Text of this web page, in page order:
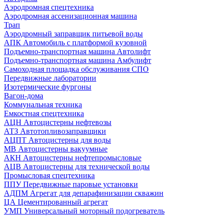
Аэродромная спецтехника
Аэродромная ассенизационная машина
Трап
Аэродромный заправщик питьевой воды
АПК Автомобиль с платформой кузовной
Подъемно-транспортная машина Автолифт
Подъемно-транспортная машина Амбулифт
Самоходная площадка обслуживания СПО
Передвижные лаборатории
Изотермические фургоны
Вагон-дома
Коммунальная техника
Емкостная спецтехника
АЦН Автоцистерны нефтевозы
АТЗ Автотопливозаправщики
АЦПТ Автоцистерны для воды
МВ Автоцистерны вакуумные
АКН Автоцистерны нефтепромысловые
АЦВ Автоцистерны для технической воды
Промысловая спецтехника
ППУ Передвижные паровые установки
АДПМ Агрегат для депарафинизации скважин
ЦА Цементированный агрегат
УМП Универсальный моторный подогреватель